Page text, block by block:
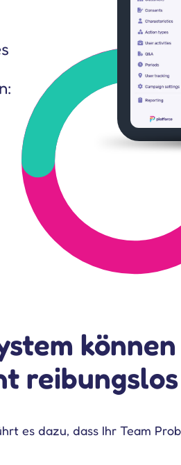
CEO und
es dazu, dass Ihr Team